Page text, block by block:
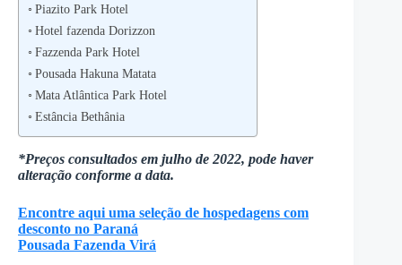
Piazito Park Hotel
Hotel fazenda Dorizzon
Fazzenda Park Hotel
Pousada Hakuna Matata
Mata Atlântica Park Hotel
Estância Bethânia
*Preços consultados em julho de 2022, pode haver
alteração conforme a data.
Encontre aqui uma seleção de hospedagens com
desconto no Paraná
Pousada Fazenda Virá